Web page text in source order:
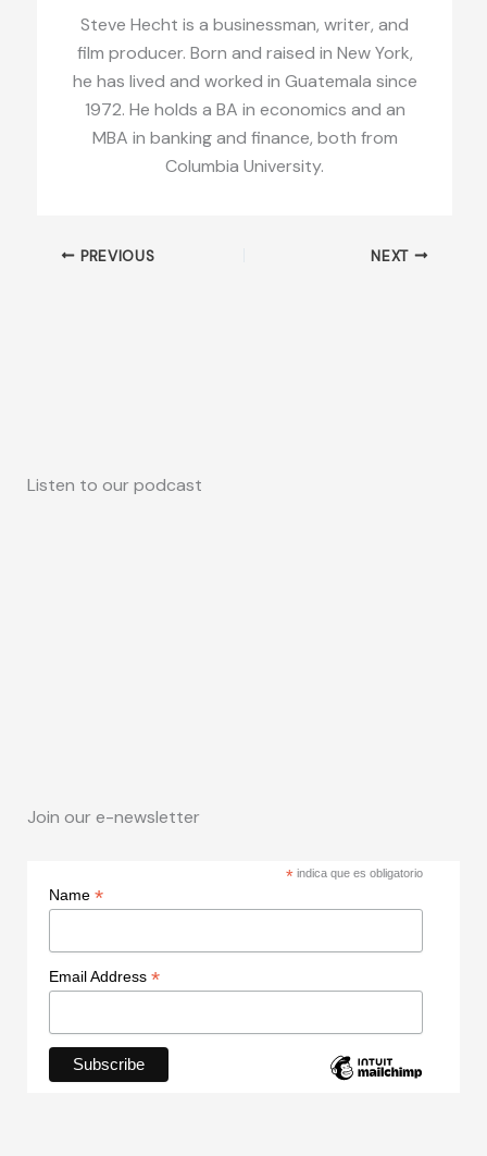
Steve Hecht is a businessman, writer, and
film producer. Born and raised in New York,
he has lived and worked in Guatemala since
1972. He holds a BA in economics and an
MBA in banking and finance, both from
Columbia University.
PREVIOUS NEXT
Listen to our podcast
Join our e-newsletter
* indica que es obligatorio
Name *
Email Address *